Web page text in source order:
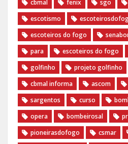
cbmal
fenix sgo
escotismo
escoteiros do fogo
para
escoteiros do fogo
golfinho
projeto golfinho
cbmal informa
ascom
sargentos
curso
opera
bombeirosal
pioneirasdofogo
csmar